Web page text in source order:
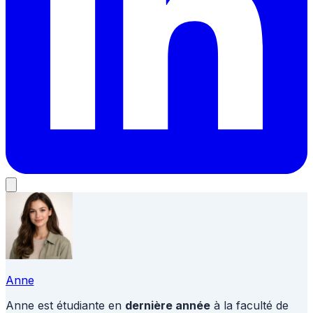
Anne
Anne est étudiante en dernière année à la faculté de